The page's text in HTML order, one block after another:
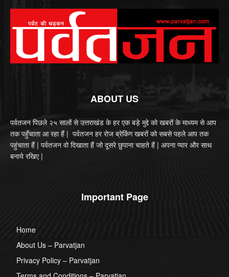
ABOUT US
पर्वतजन पिछले २५ सालों से उत्तराखंड के हर एक बड़े मुद्दे को खबरों के माध्यम से आप
तक पहुँचाता आ रहा हैं | पर्वतजन हर रोज ब्रेकिंग खबरों को सबसे पहले आप तक
पहुंचाता हैं | पर्वतजन वो दिखाता हैं जो दूसरे छुपाना चाहते हैं | अपना प्यार और साथ
बनाये रखिए |
Important Page
Home
About Us – Parvatjan
Privacy Policy – Parvatjan